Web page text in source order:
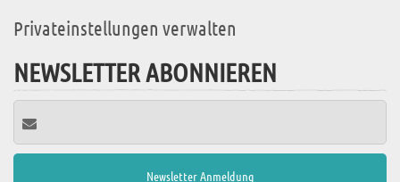
Privateinstellungen verwalten
NEWSLETTER ABONNIEREN